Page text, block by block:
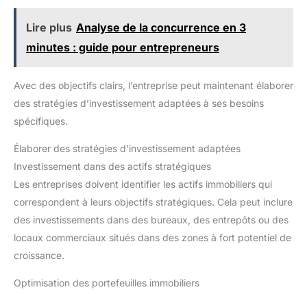
Lire plus Analyse de la concurrence en 3
minutes : guide pour entrepreneurs
Avec des objectifs clairs, l’entreprise peut maintenant élaborer
des stratégies d’investissement adaptées à ses besoins
spécifiques.
Élaborer des stratégies d’investissement adaptées
Investissement dans des actifs stratégiques
Les entreprises doivent identifier les actifs immobiliers qui
correspondent à leurs objectifs stratégiques. Cela peut inclure
des investissements dans des bureaux, des entrepôts ou des
locaux commerciaux situés dans des zones à fort potentiel de
croissance.
Optimisation des portefeuilles immobiliers